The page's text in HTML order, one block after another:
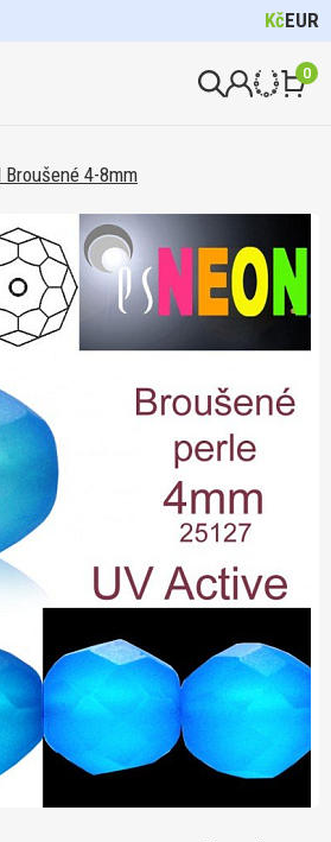
KčEUR
0
Broušené 4-8mm